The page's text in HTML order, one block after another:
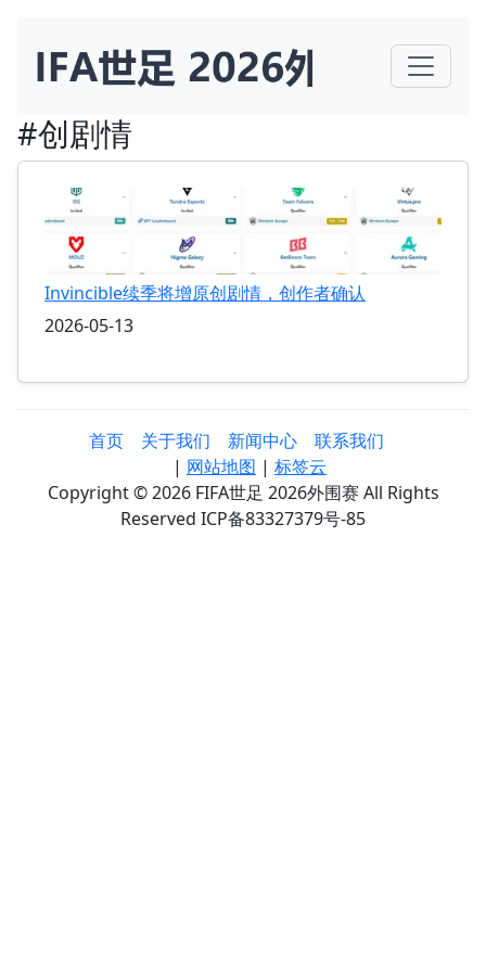
#创剧情
Invincible续季将增原创剧情，创作者确认
2026-05-13
首页 关于我们 新闻中心
联系我们
| 网站地图 | 标签云
Copyright © 2026 FIFA世足 2026外围赛 All Rights
Reserved ICP备83327379号-85